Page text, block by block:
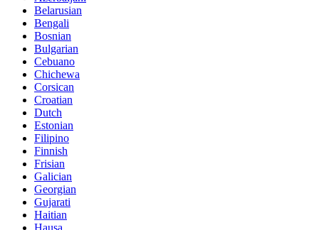
Belarusian
Bengali
Bosnian
Bulgarian
Cebuano
Chichewa
Corsican
Croatian
Dutch
Estonian
Filipino
Finnish
Frisian
Galician
Georgian
Gujarati
Haitian